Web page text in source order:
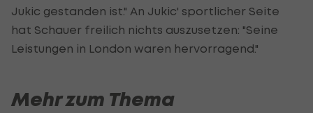
Jukic gestanden ist." An Jukic' sportlicher Seite
hat Schauer freilich nichts auszusetzen: "Seine
Leistungen in London waren hervorragend."
Mehr zum Thema